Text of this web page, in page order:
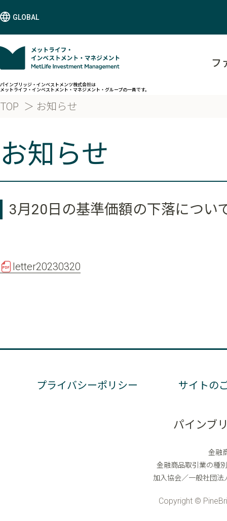
GLOBAL
パインブリッジ・インベストメンツ株式会社は
メットライフ・インベストメント・マネジメント・グループの一員です。
フ
TOP お知らせ
お知らせ
3月20日の基準価額の下落につい
letter20230320
プライバシーポリシー サイトの
パインブ
金融
金融商品取引業の種
加入協会／一般社団
Copyright ©